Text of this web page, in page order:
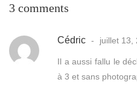
3 comments
Cédric juillet 13,
Il a aussi fallu le
à 3 et sans